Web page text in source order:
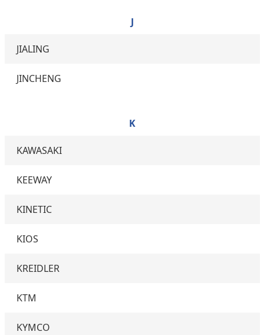
J
JIALING
JINCHENG
K
KAWASAKI
KEEWAY
KINETIC
KIOS
KREIDLER
KTM
KYMCO